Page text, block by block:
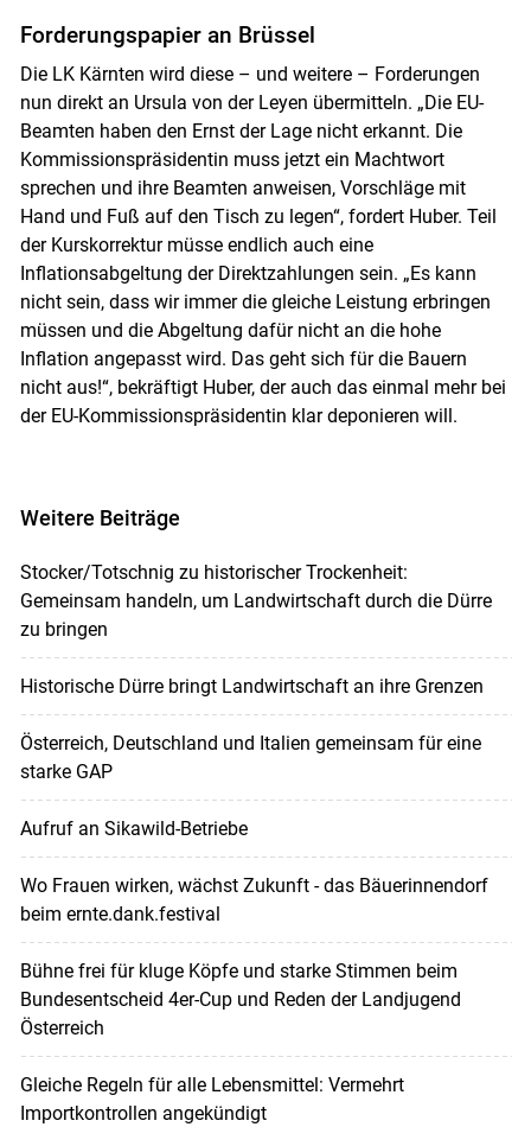
Forderungspapier an Brüssel
Die LK Kärnten wird diese – und weitere – Forderungen
nun direkt an Ursula von der Leyen übermitteln. „Die EU-
Beamten haben den Ernst der Lage nicht erkannt. Die
Kommissionspräsidentin muss jetzt ein Machtwort
sprechen und ihre Beamten anweisen, Vorschläge mit
Hand und Fuß auf den Tisch zu legen“, fordert Huber. Teil
der Kurskorrektur müsse endlich auch eine
Inflationsabgeltung der Direktzahlungen sein. „Es kann
nicht sein, dass wir immer die gleiche Leistung erbringen
müssen und die Abgeltung dafür nicht an die hohe
Inflation angepasst wird. Das geht sich für die Bauern
nicht aus!“, bekräftigt Huber, der auch das einmal mehr bei
der EU-Kommissionspräsidentin klar deponieren will.
Weitere Beiträge
Stocker/Totschnig zu historischer Trockenheit:
Gemeinsam handeln, um Landwirtschaft durch die Dürre
zu bringen
Historische Dürre bringt Landwirtschaft an ihre Grenzen
Österreich, Deutschland und Italien gemeinsam für eine
starke GAP
Aufruf an Sikawild-Betriebe
Wo Frauen wirken, wächst Zukunft - das Bäuerinnendorf
beim ernte.dank.festival
Bühne frei für kluge Köpfe und starke Stimmen beim
Bundesentscheid 4er-Cup und Reden der Landjugend
Österreich
Gleiche Regeln für alle Lebensmittel: Vermehrt
Importkontrollen angekündigt